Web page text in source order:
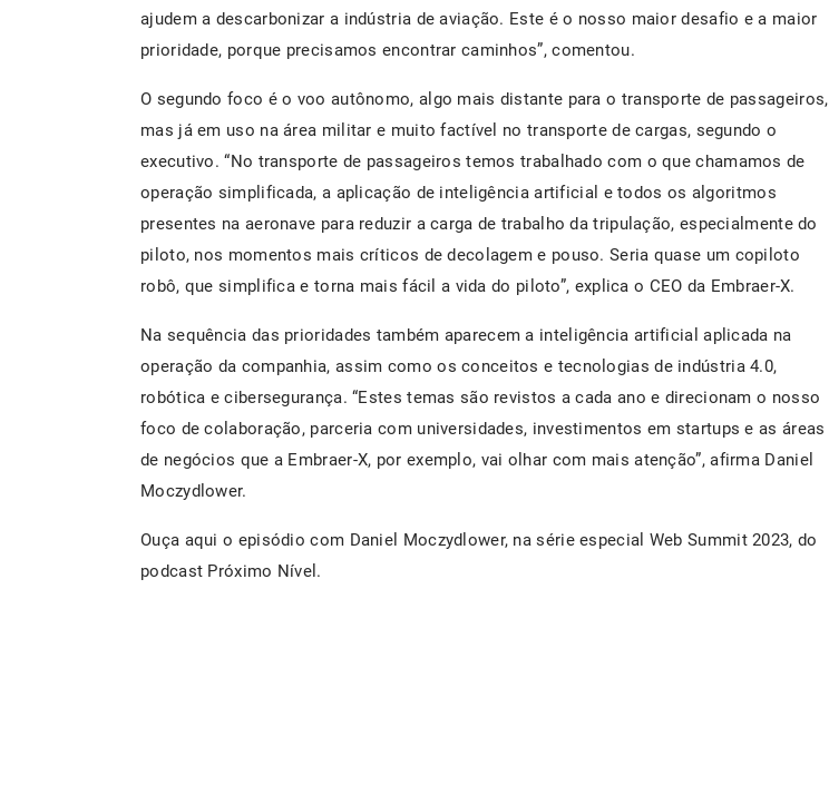
ajudem a descarbonizar a indústria de aviação. Este é o nosso maior desafio e a maior
prioridade, porque precisamos encontrar caminhos”, comentou.
O segundo foco é o voo autônomo, algo mais distante para o transporte de passageiros,
mas já em uso na área militar e muito factível no transporte de cargas, segundo o
executivo. “No transporte de passageiros temos trabalhado com o que chamamos de
operação simplificada, a aplicação de inteligência artificial e todos os algoritmos
presentes na aeronave para reduzir a carga de trabalho da tripulação, especialmente do
piloto, nos momentos mais críticos de decolagem e pouso. Seria quase um copiloto
robô, que simplifica e torna mais fácil a vida do piloto”, explica o CEO da Embraer-X.
Na sequência das prioridades também aparecem a inteligência artificial aplicada na
operação da companhia, assim como os conceitos e tecnologias de indústria 4.0,
robótica e cibersegurança. “Estes temas são revistos a cada ano e direcionam o nosso
foco de colaboração, parceria com universidades, investimentos em startups e as áreas
de negócios que a Embraer-X, por exemplo, vai olhar com mais atenção”, afirma Daniel
Moczydlower.
Ouça aqui o episódio com Daniel Moczydlower, na série especial Web Summit 2023, do
podcast Próximo Nível.